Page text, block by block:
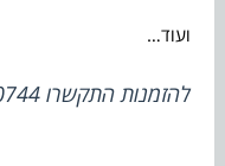
ועוד…
להזמנות התקשרו 074-7210744